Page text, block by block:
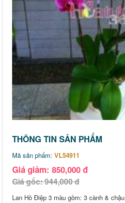
THÔNG TIN SẢN PHẨM
Mã sản phẩm: VL54911
Giá giảm: 850,000 đ
Giá gốc: 944,000 đ
Lan Hồ Điệp 3 màu gồm: 3 cành & chậu